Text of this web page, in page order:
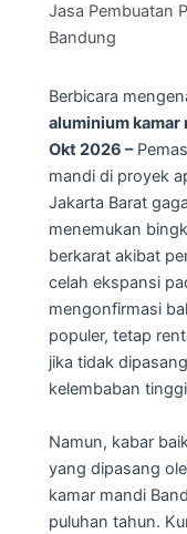
Jasa Pembuatan
Bandung
Berbicara
aluminium kamar
Okt 2026 –
mandi di proyek
Jakarta Barat
menemukan
berkarat akibat
celah ekspansi
mengonfirmasi
populer, tetap
jika tidak
kelembaban
Namun, kabar
yang dipasang
kamar mandi
puluhan tahun.